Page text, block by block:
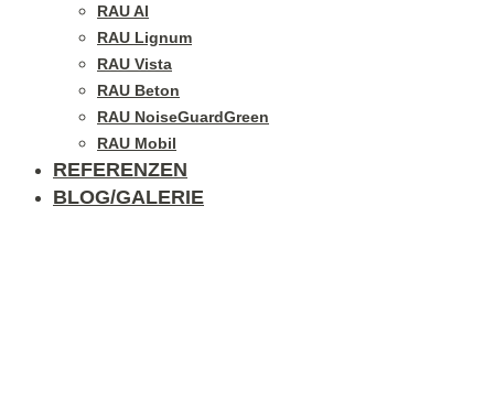
RAU Al
RAU Lignum
RAU Vista
RAU Beton
RAU NoiseGuardGreen
RAU Mobil
REFERENZEN
BLOG/GALERIE